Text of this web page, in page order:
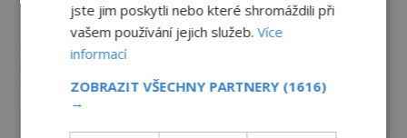
jste jim poskytli nebo které shromáždili při
vašem používání jejich služeb.Více
informací
ZOBRAZIT VŠECHNY PARTNERY (1616)
→